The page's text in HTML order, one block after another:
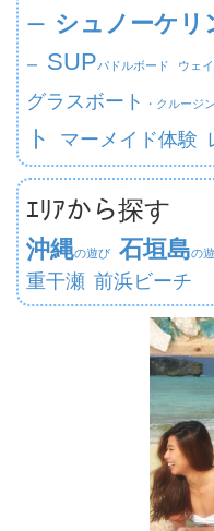
ー シュノーケリ
ー SUPパドルボード ウェ
グラスボート
・クルージ
ト
マーメイド体験
ｴﾘｱから探す
沖縄の遊び 石垣島の
重干瀬 前浜ビーチ